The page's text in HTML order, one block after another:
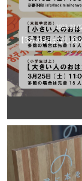
【3月のおはなし会